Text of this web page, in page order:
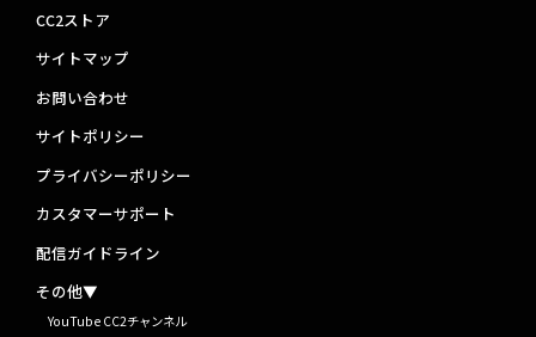
CC2ストア
サイトマップ
お問い合わせ
サイトポリシー
プライバシーポリシー
カスタマーサポート
配信ガイドライン
その他▼
YouTube CC2チャンネル